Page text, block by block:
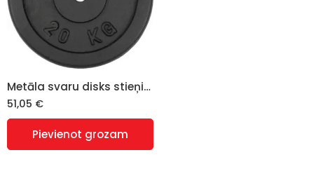
Metāla svaru disks stieņiem un hantelēm 20 kg (28 mm)
51,05 €
Pievienot grozam